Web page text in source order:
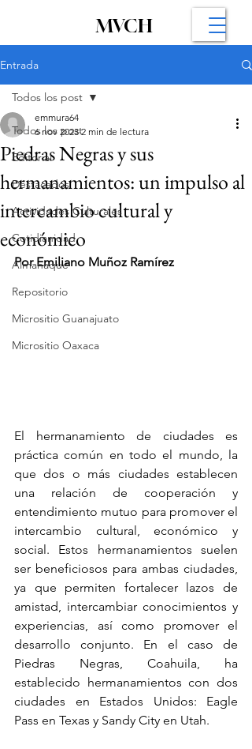
MVCH
Entrada
Todos los post
Editorial
Destacados
Actividades Culturales
Cotidianidad
Almanaque
Repositorio
Micrositio Guanajuato
Micrositio Oaxaca
Todos los post
Piedras Negras y sus
hermanamientos: un impulso al
intercambio cultural y
económico
emmura64
6 nov 2023 2 min de lectura
Por Emiliano Muñoz Ramírez
El hermanamiento de ciudades es
práctica común en todo el mundo, la
que dos o más ciudades establecen
una relación de cooperación y
entendimiento mutuo para promover el
intercambio cultural, económico y
social. Estos hermanamientos suelen
ser beneficiosos para ambas ciudades,
ya que permiten fortalecer lazos de
amistad, intercambiar conocimientos y
experiencias, así como promover el
desarrollo conjunto. En el caso de
Piedras Negras, Coahuila, ha
establecido hermanamientos con dos
ciudades en Estados Unidos: Eagle
Pass en Texas y Sandy City en Utah.